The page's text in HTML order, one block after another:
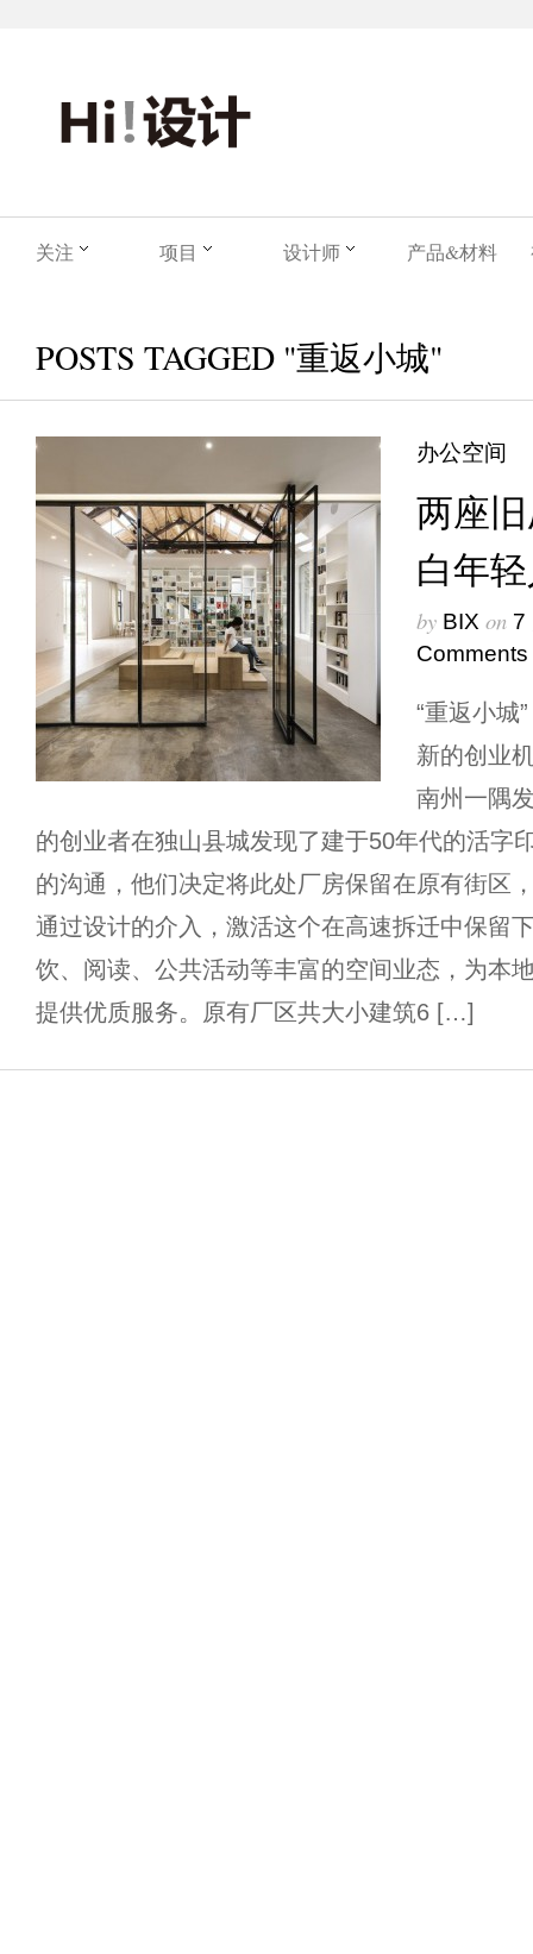
关注 项目 设计师 产品&材料
POSTS TAGGED "重返小城"
办公空间
两座
白年
by BIX on 7
Comments
“重返小城
新的创业
南州一隅
的创业者在独山县城发现了建于50年代的活字
的沟通，他们决定将此处厂房保留在原有街区
通过设计的介入，激活这个在高速拆迁中保留
饮、阅读、公共活动等丰富的空间业态，为本
提供优质服务。原有厂区共大小建筑6 […]